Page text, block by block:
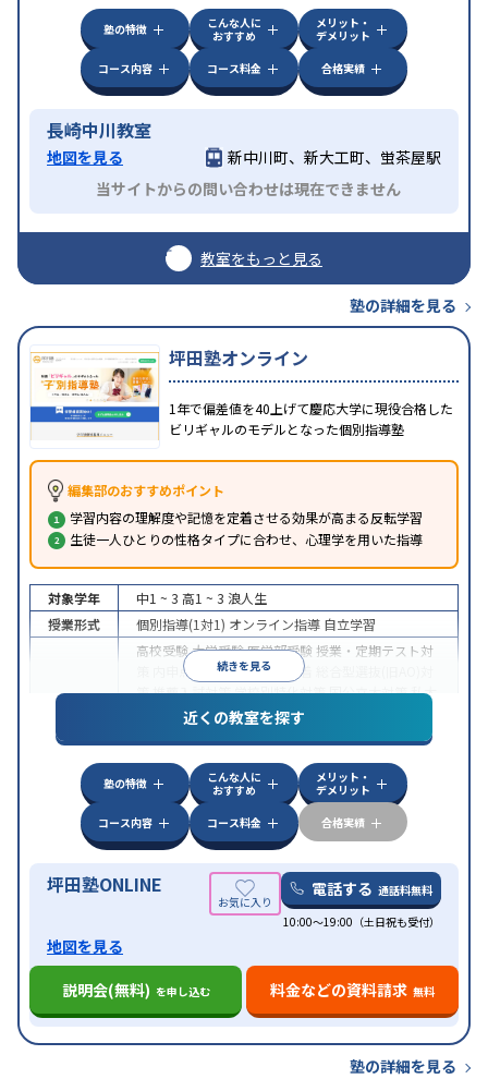
塾の特徴
こんな人に
おすすめ
メリット・
デメリット
コース内容
コース料金 合格実績
長崎中川教室
地図を見る
新中川町、新大工町、蛍茶屋駅
当サイトからの問い合わせは現在できません
教室をもっと見る
塾の詳細を見る
坪田塾オンライン
1年で偏差値を40上げて慶応大学に現役合格した
ビリギャルのモデルとなった個別指導塾
編集部のおすすめポイント
学習内容の理解度や記憶を定着させる効果が高まる反転学習
生徒一人ひとりの性格タイプに合わせ、心理学を用いた指導
続きを見る
対象学年 中1 ~ 3 高1 ~ 3 浪人生
授業形式
個別指導(1対1) オンライン指導 自立学習
高校受験大学受験医学部受験 授業・定期テスト対
内申点対策学習習慣の定着
策推薦入試対策学校別特化対策国公立大対策私大
共通テスト対策英検(英語検定)対策
その
特徴
中高一貫校生に対応授業の振替可能 不登校生に対
学習にPC・タブレットを利用オンライン対応
科目から受講可能季節講習のみの受講可発達障害
の子どもに対応
近くの教室を探す
塾の特徴
こんな人に
おすすめ
メリット・
デメリット
コース内容
コース料金 合格実績
坪田塾ONLINE 電話する 通話料無料
10:00～19:00（土日祝も受付）
地図を見る
説明会(無料) を申し込む 料金などの資料請求 無料
塾の詳細を見る